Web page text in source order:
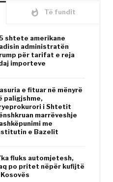
whatshot Të fundit
shtete amerikane
administratën
për tarifat e reja
importeve
e fituar në mënyrë
paligjshme,
i Shtetit
marrëveshje
me
e Bazelit
fluks automjetesh,
po pritet nëpër kufijtë